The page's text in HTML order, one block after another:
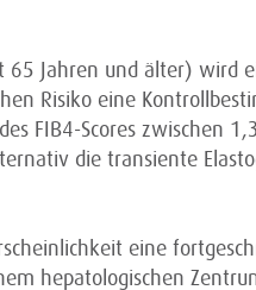
Jahren und älter) wird
Risiko eine
FIB4-Scores zwischen
die transiente
eine
hepatologischen